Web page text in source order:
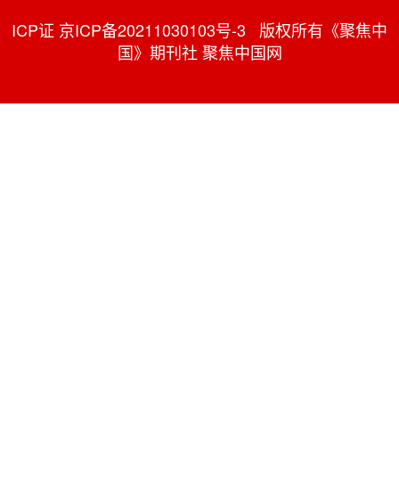
ICP证 京ICP备20211030103号-3 版权所有《聚焦中
国》期刊社 聚焦中国网